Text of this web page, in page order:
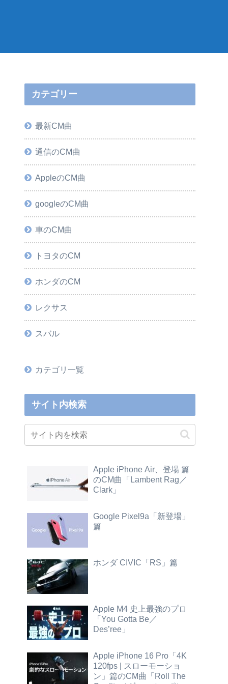
カテゴリー
最新CM曲
通信のCM曲
AppleのCM曲
googleのCM曲
車のCM曲
トヨタのCM
ホンダのCM
レクサス
スバル
カテゴリ一覧
サイト内検索
Apple iPhone Air、登場 篇
のCM曲「Lambent Rag／
Clark」
Google Pixel9a「新登場」
篇
ホンダ CIVIC「RS」篇
Apple M4 史上最強のプロ
「You Gotta Be／
Des’ree」
Apple iPhone 16 Pro「4K
120fps | スローモーショ
ン」篇のCM曲「Roll The